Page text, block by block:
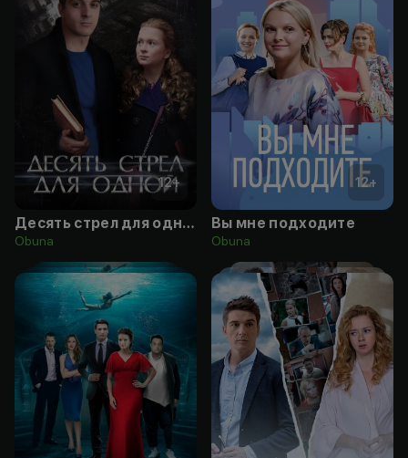
12+
Десять стрел для одной
Obuna
12+
Вы мне подходите
Obuna